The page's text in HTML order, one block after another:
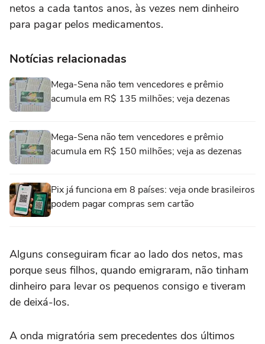
netos a cada tantos anos, às vezes nem dinheiro
para pagar pelos medicamentos.
Notícias relacionadas
Mega-Sena não tem vencedores e prêmio
acumula em R$ 135 milhões; veja dezenas
Mega-Sena não tem vencedores e prêmio
acumula em R$ 150 milhões; veja as dezenas
Pix já funciona em 8 países: veja onde brasileiros
podem pagar compras sem cartão
Alguns conseguiram ficar ao lado dos netos, mas
porque seus filhos, quando emigraram, não tinham
dinheiro para levar os pequenos consigo e tiveram
de deixá-los.
A onda migratória sem precedentes dos últimos